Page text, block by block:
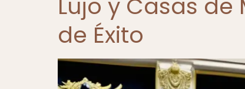
de Éxito